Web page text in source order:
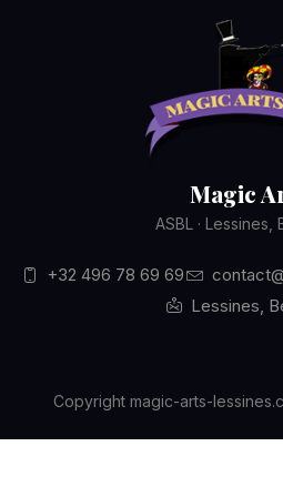
Magic
ASBL · Lessines,
+32 496 78 69 69
Lessines,
Copyright magic-arts-